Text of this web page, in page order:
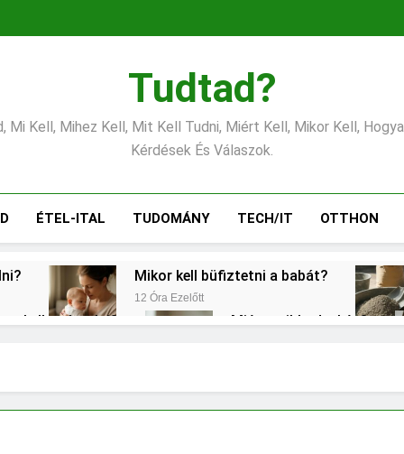
Tudtad?
Mi Kell, Mihez Kell, Mit Kell Tudni, Miért Kell, Mikor Kell,
Kérdések És Válaszok.
ÉTEL-ITAL TUDOMÁNY TECH/IT OTTHON
Mikor kell büfiztetni a babát?
12 Óra Ezelőtt
kell számolni? Miért zsibbad a kéz?